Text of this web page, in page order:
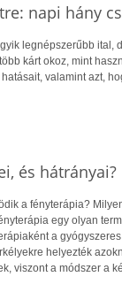
napi hány
legnépszerűbb ital,
kárt okoz, mint
valamint azt,
és hátrányai?
a fényterápia?
egy olyan
a
helyezték
viszont a módszer a